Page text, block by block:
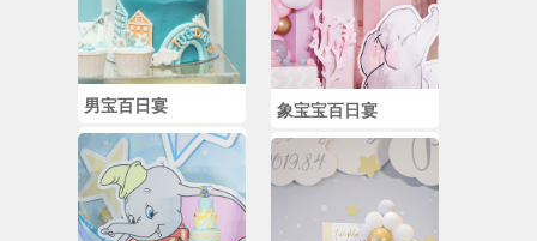
男宝百日宴 象宝宝百日宴